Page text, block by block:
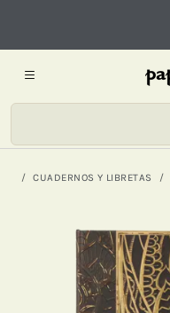
CUADERNOS Y LIBRETAS